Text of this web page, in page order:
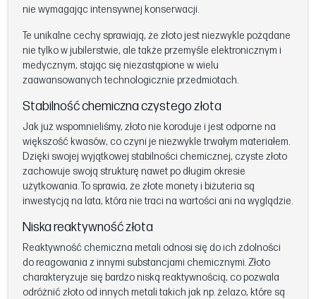
nie wymagając intensywnej konserwacji.
Te unikalne cechy sprawiają, że złoto jest niezwykle pożądane
nie tylko w jubilerstwie, ale także przemyśle elektronicznym i
medycznym, stając się niezastąpione w wielu
zaawansowanych technologicznie przedmiotach.
Stabilność chemiczna czystego złota
Jak już wspomnieliśmy, złoto nie koroduje i jest odporne na
większość kwasów, co czyni je niezwykle trwałym materiałem.
Dzięki swojej wyjątkowej stabilności chemicznej, czyste złoto
zachowuje swoją strukturę nawet po długim okresie
użytkowania. To sprawia, że złote monety i biżuteria są
inwestycją na lata, która nie traci na wartości ani na wyglądzie.
Niska reaktywność złota
Reaktywność chemiczna metali odnosi się do ich zdolności
do reagowania z innymi substancjami chemicznymi. Złoto
charakteryzuje się bardzo niską reaktywnością, co pozwala
odróżnić złoto od innych metali takich jak np. żelazo, które są